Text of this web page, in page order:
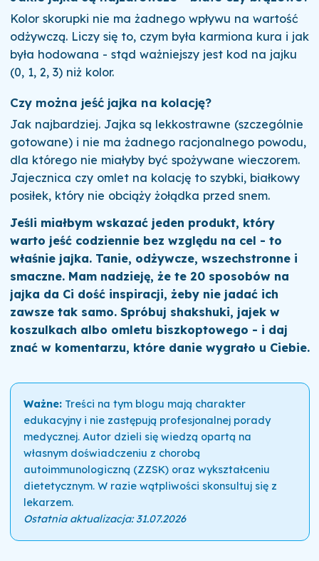
Kolor skorupki nie ma żadnego wpływu na wartość
odżywczą. Liczy się to, czym była karmiona kura i jak
była hodowana - stąd ważniejszy jest kod na jajku
(0, 1, 2, 3) niż kolor.
Czy można jeść jajka na kolację?
Jak najbardziej. Jajka są lekkostrawne (szczególnie
gotowane) i nie ma żadnego racjonalnego powodu,
dla którego nie miałyby być spożywane wieczorem.
Jajecznica czy omlet na kolację to szybki, białkowy
posiłek, który nie obciąży żołądka przed snem.
Jeśli miałbym wskazać jeden produkt, który
warto jeść codziennie bez względu na cel - to
właśnie jajka. Tanie, odżywcze, wszechstronne i
smaczne. Mam nadzieję, że te 20 sposobów na
jajka da Ci dość inspiracji, żeby nie jadać ich
zawsze tak samo. Spróbuj shakshuki, jajek w
koszulkach albo omletu biszkoptowego - i daj
znać w komentarzu, które danie wygrało u Ciebie.
Ważne:Treści na tym blogu mają charakter
edukacyjny i nie zastępują profesjonalnej porady
medycznej. Autor dzieli się wiedzą opartą na
własnym doświadczeniu z chorobą
autoimmunologiczną (ZZSK) oraz wykształceniu
dietetycznym. W razie wątpliwości skonsultuj się z
lekarzem.
Ostatnia aktualizacja: 31.07.2026